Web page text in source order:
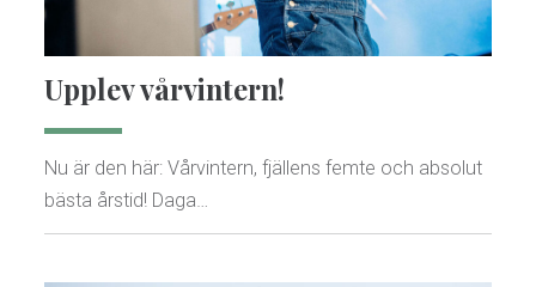
Upplev vårvintern!
Nu är den här: Vårvintern, fjällens femte och absolut
bästa årstid! Daga…